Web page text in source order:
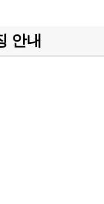
안내